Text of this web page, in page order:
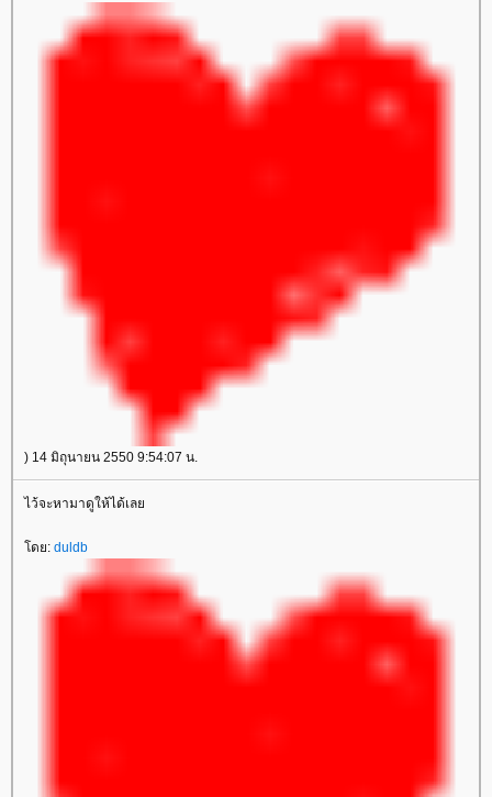
) 14 มิถุนายน 2550 9:54:07 น.
ไว้จะหามาดูให้ได้เล
ดย: duldb